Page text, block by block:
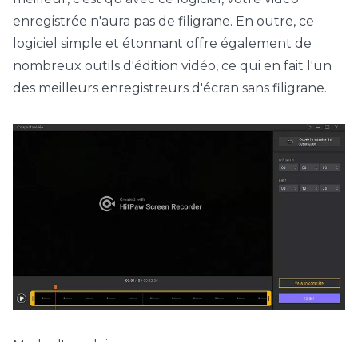
enregistrée n'aura pas de filigrane. En outre, ce
logiciel simple et étonnant offre également de
nombreux outils d'édition vidéo, ce qui en fait l'un
des meilleurs enregistreurs d'écran sans filigrane.